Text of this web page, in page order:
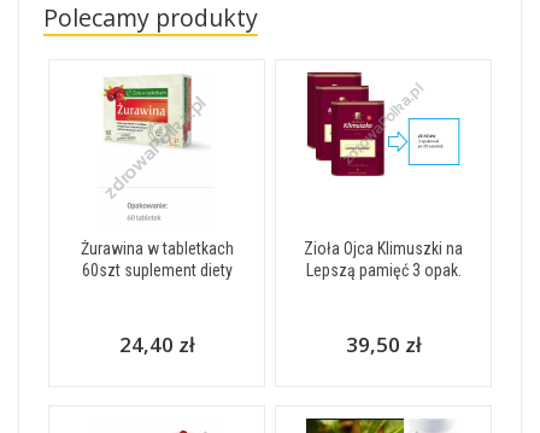
Polecamy produkty
Żurawina w tabletkach
60szt suplement diety
24,40 zł
Zioła Ojca Klimuszki na
Lepszą pamięć 3 opak.
39,50 zł